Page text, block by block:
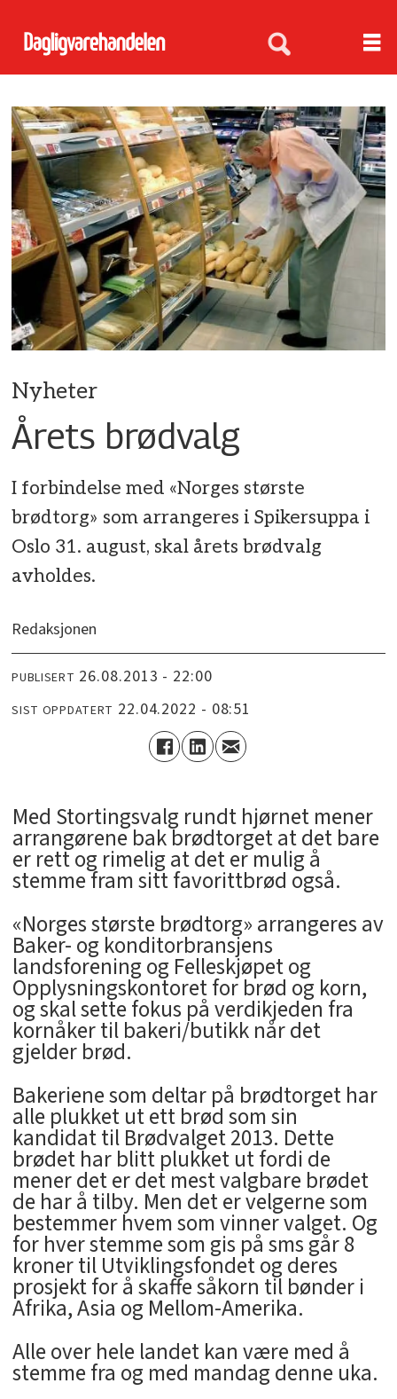
Nyheter
Årets brødvalg
I forbindelse med «Norges største
brødtorg» som arrangeres i Spikersuppa i
Oslo 31. august, skal årets brødvalg
avholdes.
Redaksjonen
PUBLISERT 26.08.2013 - 22:00
SIST OPPDATERT 22.04.2022 - 08:51
Med Stortingsvalg rundt hjørnet mener
arrangørene bak brødtorget at det bare
er rett og rimelig at det er mulig å
stemme fram sitt favorittbrød også.
«Norges største brødtorg» arrangeres av
Baker- og konditorbransjens
landsforening og Felleskjøpet og
Opplysningskontoret for brød og korn,
og skal sette fokus på verdikjeden fra
kornåker til bakeri/butikk når det
gjelder brød.
Bakeriene som deltar på brødtorget har
alle plukket ut ett brød som sin
kandidat til Brødvalget 2013. Dette
brødet har blitt plukket ut fordi de
mener det er det mest valgbare brødet
de har å tilby. Men det er velgerne som
bestemmer hvem som vinner valget. Og
for hver stemme som gis på sms går 8
kroner til Utviklingsfondet og deres
prosjekt for å skaffe såkorn til bønder i
Afrika, Asia og Mellom-Amerika.
Alle over hele landet kan være med å
stemme fra og med mandag denne uka.